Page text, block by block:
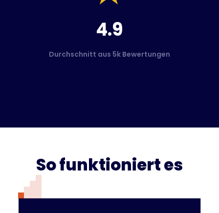
4.9
Durchschnitt aus 5k Bewertungen
So funktioniert es